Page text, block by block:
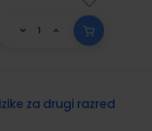
za drugi razred